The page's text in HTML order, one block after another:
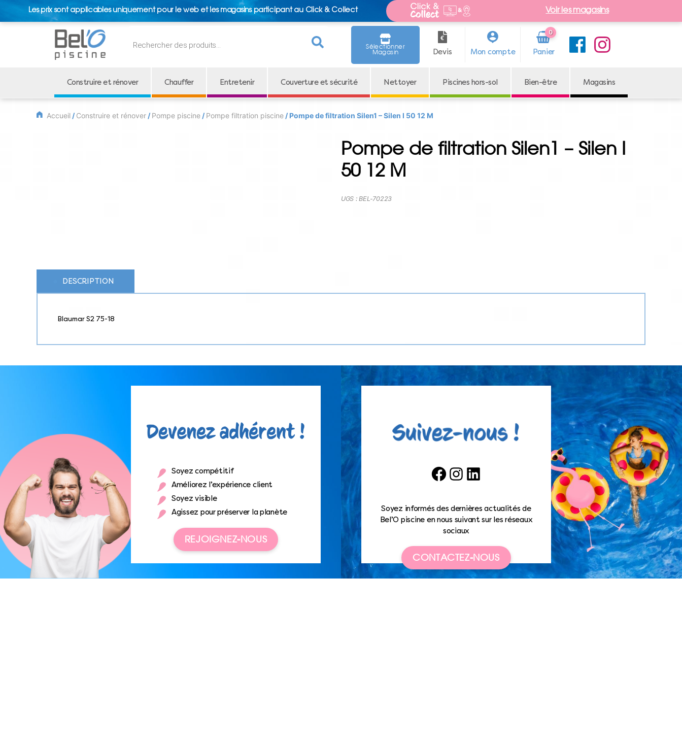
Les prix sont applicables uniquement pour le web et les magasins participant au Click & Collect Voir les magasins
de
Sélectionner
Magasin Devis Mon compte
0
Arti
cle
Construire et rénover Chauffer Entretenir Couverture et sécurité Nettoyer Piscines hors-sol Bien-être Magasins
Accueil / Construire et rénover / Pompe piscine / Pompe filtration piscine / Pompe de filtration Silen1 – Silen I 50 12 M
Pompe de filtration Silen1 – Silen I
50 12 M
UGS :BEL-70223
DESCRIPTION
Blaumar S2 75-18
Soyez compétitif
Améliorez l’expérience client
Soyez visible
Agissez pour préserver la planète
REJOIGNEZ-NOUS
FacebookInstagramLinkedIn
Soyez informés des dernières actualités de
Bel’O piscine en nous suivant sur les réseaux
sociaux
CONTACTEZ-NOUS